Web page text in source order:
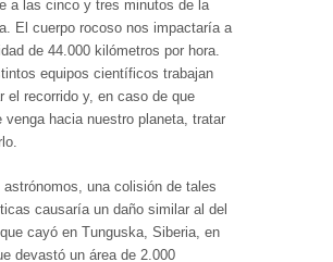
a las cinco y tres minutos de la
El cuerpo rocoso nos impactaría a
de 44.000 kilómetros por hora.
equipos científicos trabajan
el recorrido y, en caso de que
venga hacia nuestro planeta, tratar
astrónomos, una colisión de tales
causaría un daño similar al del
cayó en Tunguska, Siberia, en
devastó un área de 2.000